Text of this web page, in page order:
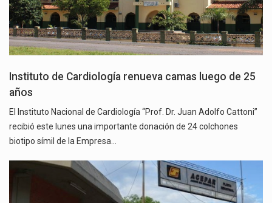
Instituto de Cardiología renueva camas luego de 25
años
El Instituto Nacional de Cardiología “Prof. Dr. Juan Adolfo Cattoni”
recibió este lunes una importante donación de 24 colchones
biotipo símil de la Empresa…